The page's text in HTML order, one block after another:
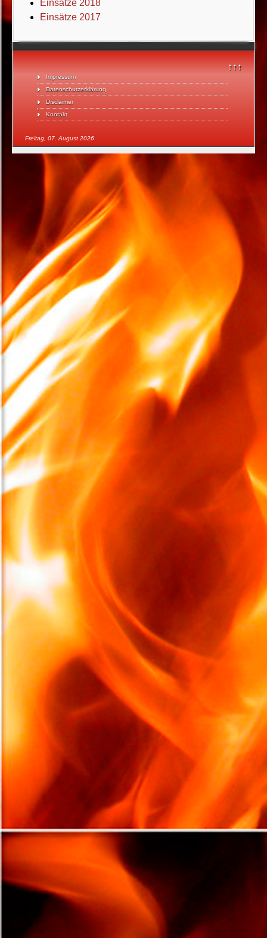
↑↑↑
Impressum
Datenschutzerklärung
Disclaimer
Kontakt
Freitag, 07. August 2026
Einsätze 2018
Einsätze 2017